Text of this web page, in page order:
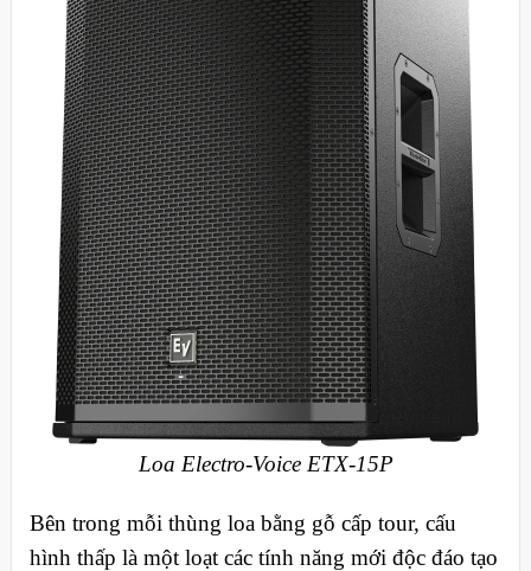
Loa Electro-Voice ETX-15P
Bên trong mỗi thùng loa bằng gỗ cấp tour, cấu
hình thấp là một loạt các tính năng mới độc đáo tạo